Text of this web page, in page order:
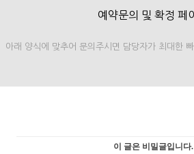
예약문의 및 확정 페
아래 양식에 맞추어 문의주시면 담당자가 최대한
이 글은 비밀글입니다.